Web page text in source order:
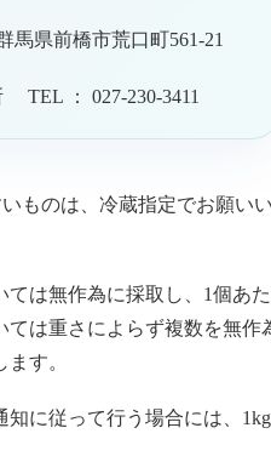
馬県前橋市荒口町561-21
TEL ： 027-230-3411
ものは、冷蔵指定でお願い
は無作為に採取し、1個あた
ては重さによらず複数を無作
す。
に従って行う場合には、1kg